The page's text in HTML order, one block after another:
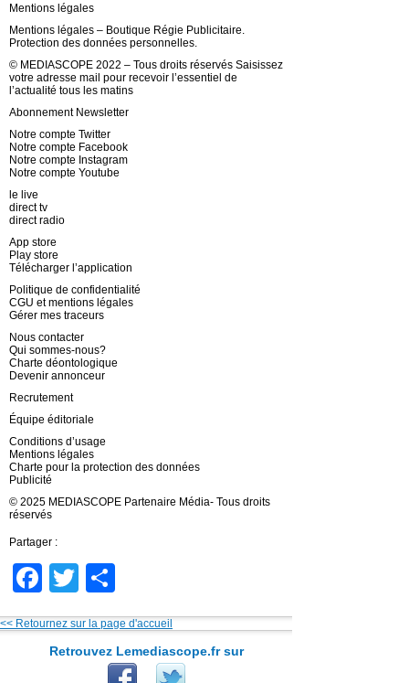
Mentions légales
Mentions légales – Boutique Régie Publicitaire.
Protection des données personnelles.
© MEDIASCOPE 2022 – Tous droits réservés Saisissez
votre adresse mail pour recevoir l’essentiel de
l’actualité tous les matins
Abonnement Newsletter
Notre compte Twitter
Notre compte Facebook
Notre compte Instagram
Notre compte Youtube
le live
direct tv
direct radio
App store
Play store
Télécharger l’application
Politique de confidentialité
CGU et mentions légales
Gérer mes traceurs
Nous contacter
Qui sommes-nous?
Charte déontologique
Devenir annonceur
Recrutement
Équipe éditoriale
Conditions d’usage
Mentions légales
Charte pour la protection des données
Publicité
© 2025 MEDIASCOPE Partenaire Média- Tous droits
réservés
Partager :
Facebook
Twitter
<< Retournez sur la page d'accueil
Retrouvez Lemediascope.fr sur